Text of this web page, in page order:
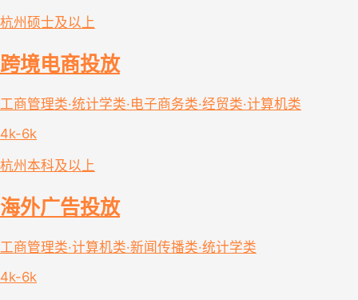
杭州 硕士及以上
跨境电商投放
工商管理类·统计学类·电子商务类·经贸类·计算机类
4k-6k
杭州 本科及以上
海外广告投放
工商管理类·计算机类·新闻传播类·统计学类
4k-6k